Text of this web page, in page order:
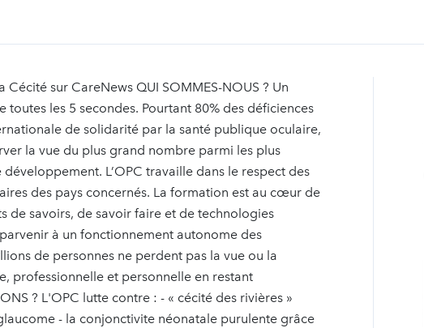
sur CareNews QUI SOMMES-NOUS ? Un
les 5 secondes. Pourtant 80% des déficiences
de solidarité par la santé publique oculaire,
la vue du plus grand nombre parmi les plus
L’OPC travaille dans le respect des
des pays concernés. La formation est au cœur de
de savoirs, de savoir faire et de technologies
à un fonctionnement autonome des
de personnes ne perdent pas la vue ou la
professionnelle et personnelle en restant
? L'OPC lutte contre : - « cécité des rivières »
- la conjonctivite néonatale purulente grâce